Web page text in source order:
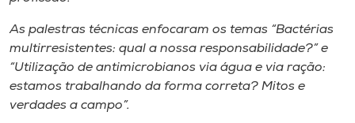
Selecione
o idioma
As palestras técnicas enfocaram os temas “Bactérias
multirresistentes: qual a nossa responsabilidade?” e
“Utilização de antimicrobianos via água e via ração:
estamos trabalhando da forma correta? Mitos e
verdades a campo”.